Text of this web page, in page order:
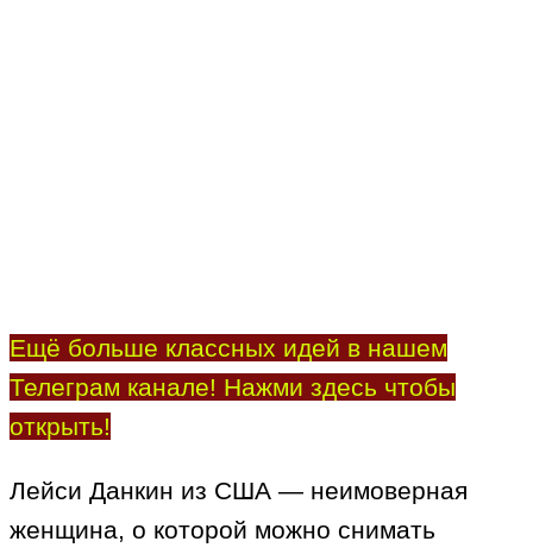
Ещё больше классных идей в нашем
Телеграм канале! Нажми здесь чтобы
открыть!
Лейси Данкин из США — неимоверная
женщина, о которой можно снимать